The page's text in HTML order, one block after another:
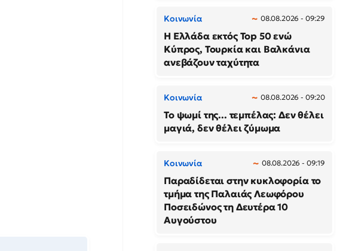
Κοινωνία 08.08.2026 - 09:29
Η Ελλάδα εκτός Top 50 ενώ
Κύπρος, Τουρκία και Βαλκάνια
ανεβάζουν ταχύτητα
Κοινωνία 08.08.2026 - 09:20
Το ψωμί της... τεμπέλας: Δεν θέλει
μαγιά, δεν θέλει ζύμωμα
Κοινωνία 08.08.2026 - 09:19
Παραδίδεται στην κυκλοφορία το
τμήμα της Παλαιάς Λεωφόρου
Ποσειδώνος τη Δευτέρα 10
Αυγούστου